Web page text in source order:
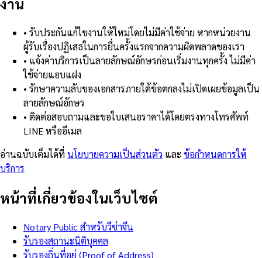
• รับประกันแก้ไขงานให้ใหม่โดยไม่มีค่าใช้จ่าย หากหน่วยงาน
ผู้รับเรื่องปฏิเสธในการยื่นครั้งแรกจากความผิดพลาดของเรา
• แจ้งค่าบริการเป็นลายลักษณ์อักษรก่อนเริ่มงานทุกครั้ง ไม่มีค่า
ใช้จ่ายแอบแฝง
• รักษาความลับของเอกสารภายใต้ข้อตกลงไม่เปิดเผยข้อมูลเป็น
ลายลักษณ์อักษร
• ติดต่อสอบถามและขอใบเสนอราคาได้โดยตรงทางโทรศัพท์
LINE หรืออีเมล
อ่านฉบับเต็มได้ที่ นโยบายความเป็นส่วนตัว และ ข้อกำหนดการให้
บริการ
หน้าที่เกี่ยวข้องในเว็บไซต์
Notary Public สำหรับวีซ่าจีน
รับรองสถานะนิติบุคคล
รับรองถิ่นที่อยู่ (Proof of Address)